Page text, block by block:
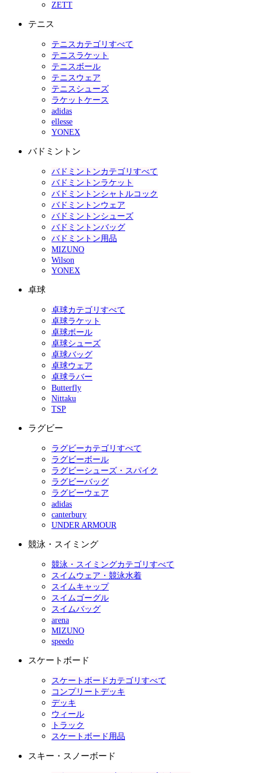
ZETT
テニス
テニスカテゴリすべて
テニスラケット
テニスボール
テニスウェア
テニスシューズ
ラケットケース
adidas
ellesse
YONEX
バドミントン
バドミントンカテゴリすべて
バドミントンラケット
バドミントンシャトルコック
バドミントンウェア
バドミントンシューズ
バドミントンバッグ
バドミントン用品
MIZUNO
Wilson
YONEX
卓球
卓球カテゴリすべて
卓球ラケット
卓球ボール
卓球シューズ
卓球バッグ
卓球ウェア
卓球ラバー
Butterfly
Nittaku
TSP
ラグビー
ラグビーカテゴリすべて
ラグビーボール
ラグビーシューズ・スパイク
ラグビーバッグ
ラグビーウェア
adidas
canterbury
UNDER ARMOUR
競泳・スイミング
競泳・スイミングカテゴリすべて
スイムウェア・競泳水着
スイムキャップ
スイムゴーグル
スイムバッグ
arena
MIZUNO
speedo
スケートボード
スケートボードカテゴリすべて
コンプリートデッキ
デッキ
ウィール
トラック
スケートボード用品
スキー・スノーボード